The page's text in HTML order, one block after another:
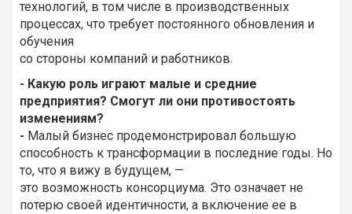
технологий, в том числе в производственных
процессах, что требует постоянного обновления и
обучения
со стороны компаний и работников.
- Какую роль играют малые и средние
предприятия? Смогут ли они противостоять
изменениям?
- Малый бизнес продемонстрировал большую
способность к трансформации в последние годы. Но
то, что я вижу в будущем, —
это возможность консорциума. Это означает не
потерю своей идентичности, а включение ее в